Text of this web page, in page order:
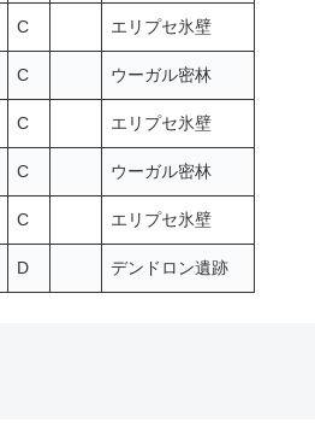
C エリプセ氷壁
C ウーガル密林
C エリプセ氷壁
C ウーガル密林
C エリプセ氷壁
D デンドロン遺跡